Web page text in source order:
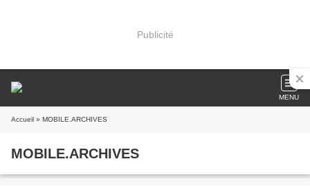
Publicité
MENU
Accueil » MOBILE.ARCHIVES
MOBILE.ARCHIVES